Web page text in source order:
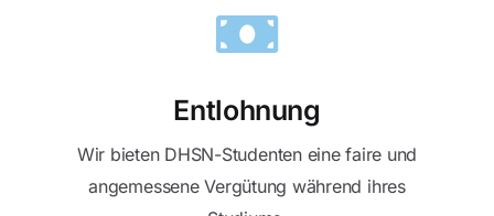
Entlohnung
Wir bieten DHSN-Studenten eine faire und
angemessene Vergütung während ihres